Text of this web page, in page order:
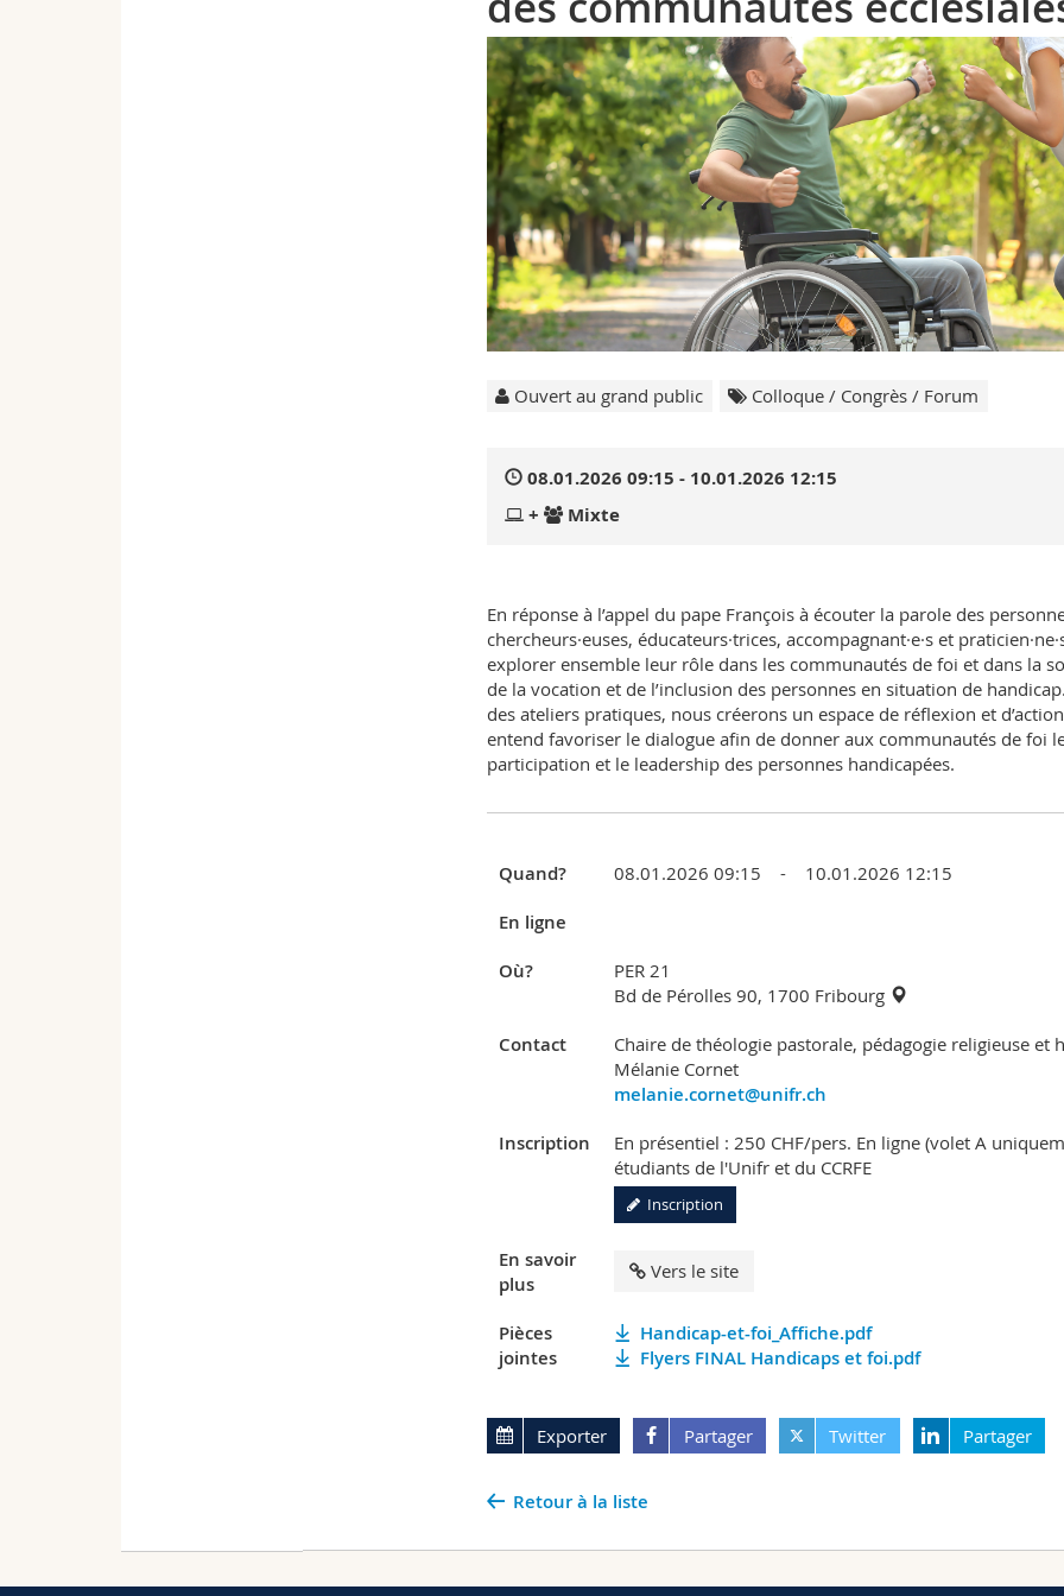
Ouvert au grand public Colloque / Congrès / Forum
08.01.2026 09:15 - 10.01.2026 12:15
+
Mixte
En réponse à l’appel du pape François à écouter la parole des
chercheurs·euses, éducateurs·trices, accompagnant·e·s et
explorer ensemble leur rôle dans les communautés de foi et dans la
de la vocation et de l’inclusion des personnes en situation de
des ateliers pratiques, nous créerons un espace de réflexion et
entend favoriser le dialogue afin de donner aux communautés de foi
participation et le leadership des personnes handicapées.
Quand? 08.01.2026 09:15 - 10.01.2026 12:15
En ligne
Où?
PER 21
Bd de Pérolles 90, 1700 Fribourg
Contact
Chaire de théologie pastorale, pédagogie religieuse et
Mélanie Cornet
melanie.cornet@unifr.ch
Inscription
En présentiel : 250 CHF/pers. En ligne (volet A
étudiants de l'Unifr et du CCRFE
Inscription
En savoir
plus
Vers le site
Pièces
jointes
Handicap-et-foi_Affiche.pdf
Flyers FINAL Handicaps et foi.pdf
Exporter Partager Twitter Partager
Retour à la liste